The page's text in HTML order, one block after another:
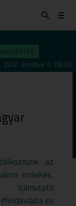
Keresés
Menü
2012. október 11. 09:02
az
érdekes,
és